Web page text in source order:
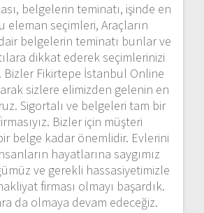
belgelerin teminatı, işinde en
eleman seçimleri, Araçların
belgelerin teminatı bunlar ve
dikkat ederek seçimlerinizi
Bizler Fikirtepe İstanbul Online
sizlere elimizden gelenin en
Sigortalı ve belgeleri tam bir
Bizler için müşteri
belge kadar önemlidir. Evlerini
hayatlarına saygımız
ve gerekli hassasiyetimizle
firması olmayı başardık.
da olmaya devam edeceğiz.